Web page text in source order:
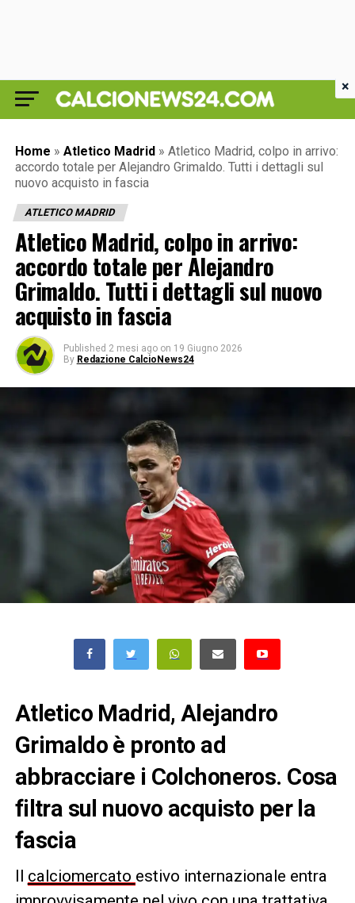
Home » Atletico Madrid » Atletico Madrid, colpo in arrivo:
accordo totale per Alejandro Grimaldo. Tutti i dettagli sul
nuovo acquisto in fascia
ATLETICO MADRID
Atletico Madrid, colpo in arrivo:
accordo totale per Alejandro
Grimaldo. Tutti i dettagli sul nuovo
acquisto in fascia
Published 2 mesi ago on 19 Giugno 2026
By Redazione CalcioNews24
Atletico Madrid, Alejandro
Grimaldo è pronto ad
abbracciare i Colchoneros. Cosa
filtra sul nuovo acquisto per la
fascia
Il calciomercato estivo internazionale entra
×